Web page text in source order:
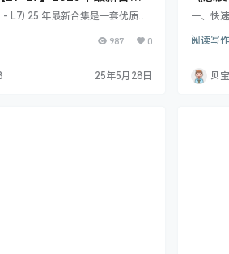
超全完整版
- L7) 25 年最新合集是一套优质阅
深度理解层层递进。通过趣味故
理解、表达等能力，助力孩子在
成长，是家长助力孩子阅读进阶的
987 0
25年5月28日
一、快
学者型
不同的
学作文
阅读写作
贝宝